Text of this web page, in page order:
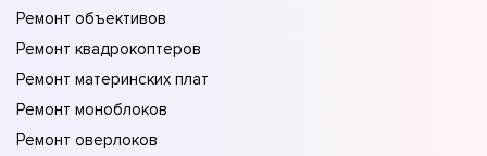
Ремонт объективов
Ремонт квадрокоптеров
Ремонт материнских плат
Ремонт моноблоков
Ремонт оверлоков